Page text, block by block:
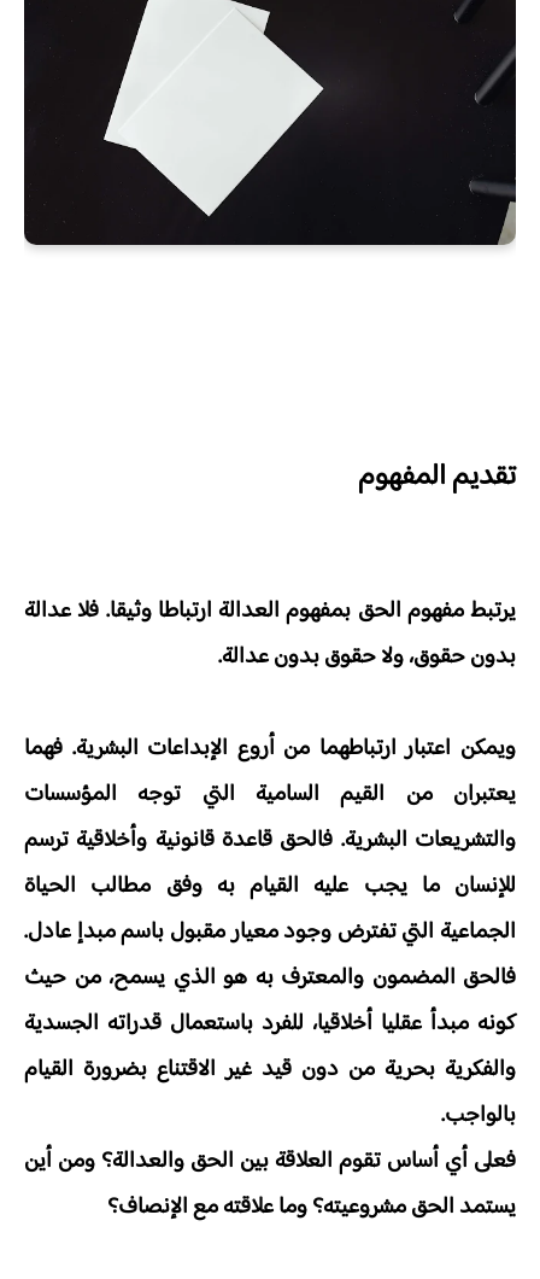
تقديم المفهوم
يرتبط مفهوم الحق بمفهوم العدالة ارتباطا وثيقا. فلا عدالة
بدون حقوق، ولا حقوق بدون عدالة.
ويمكن اعتبار ارتباطهما من أروع الإبداعات البشرية. فهما
يعتبران من القيم السامية التي توجه المؤسسات
والتشريعات البشرية. فالحق قاعدة قانونية وأخلاقية ترسم
للإنسان ما يجب عليه القيام به وفق مطالب الحياة
الجماعية التي تفترض وجود معيار مقبول باسم مبدإ عادل.
فالحق المضمون والمعترف به هو الذي يسمح، من حيث
كونه مبدأ عقليا أخلاقيا، للفرد باستعمال قدراته الجسدية
والفكرية بحرية من دون قيد غير الاقتناع بضرورة القيام
بالواجب.
فعلى أي أساس تقوم العلاقة بين الحق والعدالة؟ ومن أين
يستمد الحق مشروعيته؟ وما علاقته مع الإنصاف؟